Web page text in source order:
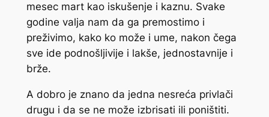
mesec mart kao iskušenje i kaznu. Svake
godine valja nam da ga premostimo i
preživimo, kako ko može i ume, nakon čega
sve ide podnošljivije i lakše, jednostavnije i
brže.
A dobro je znano da jedna nesreća privlači
drugu i da se ne može izbrisati ili poništiti.